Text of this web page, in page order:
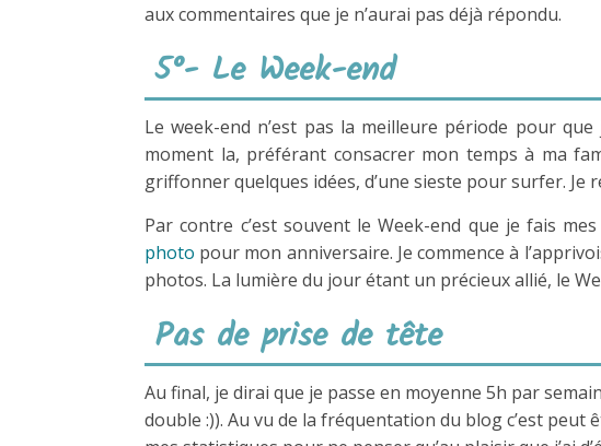
aux commentaires que je n’aurai pas déjà répondu.
5°- Le Week-end
Le week-end n’est pas la meilleure période pour
moment la, préférant consacrer mon temps à ma
griffonner quelques idées, d’une sieste pour surfer. Je
Par contre c’est souvent le Week-end que je fais
photo pour mon anniversaire. Je commence à
photos. La lumière du jour étant un précieux allié, le
Pas de prise de tête
Au final, je dirai que je passe en moyenne 5h par
double :)). Au vu de la fréquentation du blog c’est